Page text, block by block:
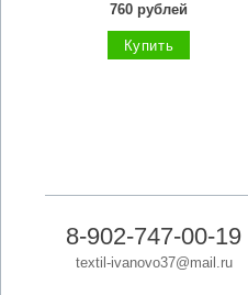
760 рублей
Купить
8-902-747-00-19
textil-ivanovo37@mail.ru